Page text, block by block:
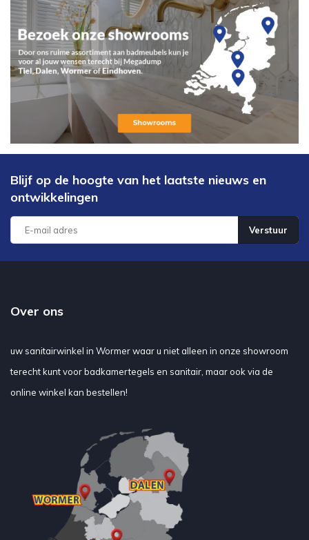
Blijf op de hoogte van het laatste nieuws en
ontwikkelingen
Verstuur
Over ons
uw sanitairwinkel in Wormer waar u niet alleen in onze showroom
terecht kunt voor badkamertegels en sanitair, maar ook via de
online winkel kan bestellen!